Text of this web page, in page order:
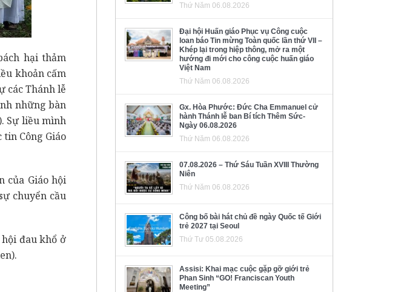
hại thảm
khoản cấm
các Thánh lễ
những bàn
Sự liều mình
Công Giáo
của Giáo hội
chuyển cầu
đau khổ ở
Thứ Năm 06.08.2026
Đại hội Huấn giáo Phục vụ Công cuộc
loan báo Tin mừng Toàn quốc lần thứ VII –
Khép lại trong hiệp thông, mở ra một
hướng đi mới cho công cuộc huấn giáo
Việt Nam
Thứ Năm 06.08.2026
Gx. Hòa Phước: Đức Cha Emmanuel cử
hành Thánh lễ ban Bí tích Thêm Sức-
Ngày 06.08.2026
Thứ Năm 06.08.2026
07.08.2026 – Thứ Sáu Tuần XVIII Thường
Niên
Thứ Năm 06.08.2026
Công bố bài hát chủ đề ngày Quốc tế Giới
trẻ 2027 tại Seoul
Thứ Tư 05.08.2026
Assisi: Khai mạc cuộc gặp gỡ giới trẻ
Phan Sinh “GO! Franciscan Youth
Meeting”